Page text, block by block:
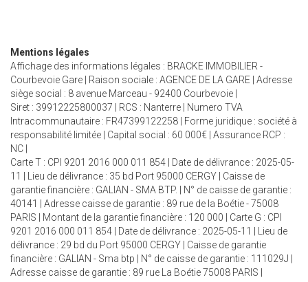
Mentions légales
Affichage des informations légales : BRACKE IMMOBILIER -
Courbevoie Gare | Raison sociale : AGENCE DE LA GARE | Adresse
siège social : 8 avenue Marceau - 92400 Courbevoie |
Siret : 39912225800037 | RCS : Nanterre | Numero TVA
Intracommunautaire : FR47399122258 | Forme juridique : société à
responsabilité limitée | Capital social : 60 000€ | Assurance RCP :
NC |
Carte T : CPI 9201 2016 000 011 854 | Date de délivrance : 2025-05-
11 | Lieu de délivrance : 35 bd Port 95000 CERGY | Caisse de
garantie financière : GALIAN - SMA BTP. | N° de caisse de garantie :
40141 | Adresse caisse de garantie : 89 rue de la Boétie - 75008
PARIS | Montant de la garantie financière : 120 000 | Carte G : CPI
9201 2016 000 011 854 | Date de délivrance : 2025-05-11 | Lieu de
délivrance : 29 bd du Port 95000 CERGY | Caisse de garantie
financière : GALIAN - Sma btp | N° de caisse de garantie : 111029J |
Adresse caisse de garantie : 89 rue La Boétie 75008 PARIS |